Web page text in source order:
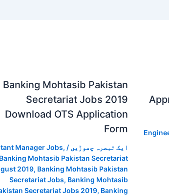
Banking Mohtasib Pakistan
Secretariat Jobs 2019
Download OTS Application
Form
ایک تبصرہ چھوڑیں /
Manager Jobs,
Banking Mohtasib Pakistan Secretariat
2019, Banking Mohtasib Pakistan
Secretariat Jobs, Banking Mohtasib
Secretariat Jobs 2019, Banking